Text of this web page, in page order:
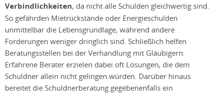
Verbindlichkeiten, da nicht alle Schulden gleichwertig sind.
So gefährden Mietrückstände oder Energieschulden
unmittelbar die Lebensgrundlage, während andere
Forderungen weniger dringlich sind. Schließlich helfen
Beratungsstellen bei der Verhandlung mit Gläubigern.
Erfahrene Berater erzielen dabei oft Lösungen, die dem
Schuldner allein nicht gelingen würden. Darüber hinaus
bereitet die Schuldnerberatung gegebenenfalls ein